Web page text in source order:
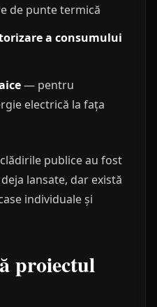
de punte termică
a consumului
— pentru
electrică la fața
publice au fost
lansate, dar există
individuale și
proiectul